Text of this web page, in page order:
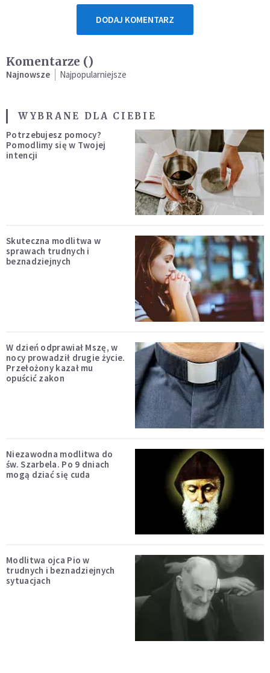
DODAJ KOMENTARZ
Komentarze ()
Najnowsze Najpopularniejsze
WYBRANE DLA CIEBIE
Potrzebujesz pomocy?
Pomodlimy się w Twojej
intencji
Skuteczna modlitwa w
sprawach trudnych i
beznadziejnych
W dzień odprawiał Mszę, w
nocy prowadził drugie życie.
Przełożony kazał mu
opuścić zakon
Niezawodna modlitwa do
św. Szarbela. Po 9 dniach
mogą dziać się cuda
Modlitwa ojca Pio w
trudnych i beznadziejnych
sytuacjach